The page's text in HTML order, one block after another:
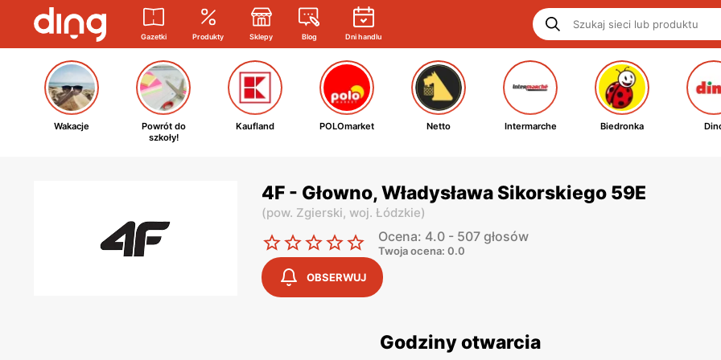
Gazetki Produkty Sklepy Blog Dni handlu
Wakacje
Powrót do
szkoły!
Kaufland POLOmarket Netto Intermarche Biedronka
4F - Głowno, Władysława Sikorskiego 59E
(pow. Zgierski, woj. Łódzkie)
Ocena: 4.0 - 507 głosów
Twoja ocena: 0.0
OBSERWUJ
Godziny otwarcia